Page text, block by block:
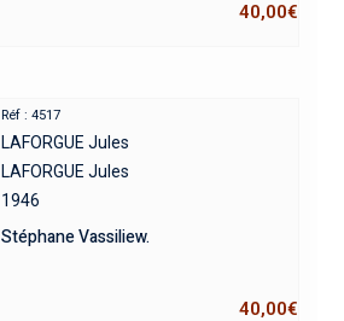
40,00€
Réf : 4517
LAFORGUE Jules
LAFORGUE Jules
1946
Stéphane Vassiliew.
40,00€